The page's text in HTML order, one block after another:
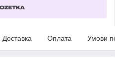
Доставка Оплата Умови